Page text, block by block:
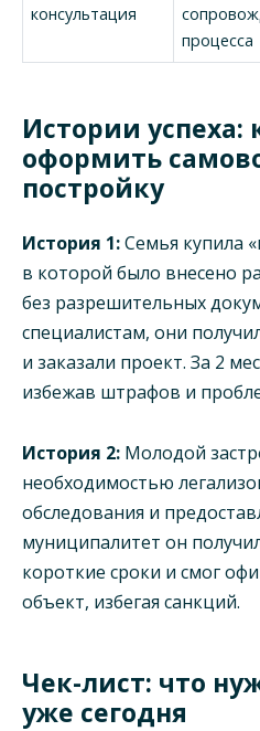
консультация
процесса
Истории успеха:
оформить
постройку
История 1:Семья купила
в которой было внесено
без разрешительных
специалистам, они
и заказали проект. За 2
избежав штрафов и
История 2: Молодой
необходимостью
обследования и
муниципалитет он
короткие сроки и смог
объект, избегая санкций.
Чек-лист: что
уже сегодня